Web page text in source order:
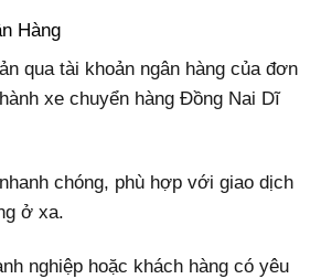
Hàng
qua tài khoản ngân hàng của đơn
xe chuyển hàng Đồng Nai Dĩ
chóng, phù hợp với giao dịch
ở xa.
nghiệp hoặc khách hàng có yêu